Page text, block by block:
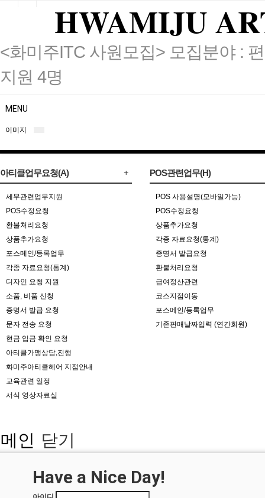
HWAMIJU
<화미주ITC 사원모집> 모집분야 :
지원 4명
MENU
이미지
아티클업무요청(A)
세무관련업무지원
POS수정요청
환불처리요청
상품추가요청
포스메인/등록업무
각종 자료요청(통계)
디자인 요청 지원
소품, 비품 신청
증명서 발급 요청
문자 전송 요청
현금 입금 확인 요청
아티클가맹상담,진행
화미주아티클헤어 지점안내
교육관련 일정
서식 영상자료실
POS관련업무(H)
POS 사용설명(모바일가능)
POS수정요청
상품추가요청
각종 자료요청(통계)
증명서 발급요청
환불처리요청
급여정산관련
코스지점이동
포스메인/등록업무
기존판매날짜입력 (연간회원)
메인 닫기
Have a Nice Day!